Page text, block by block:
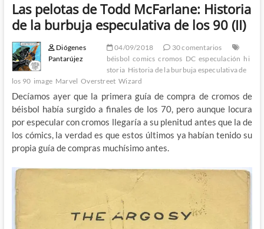
Las pelotas de Todd McFarlane: Historia
de la burbuja especulativa de los 90 (II)
Diógenes
Pantarújez
04/09/2018
30 comentarios
béisbol comics cromos DC especulación hi
storia Historia de la burbuja especulativa de
los 90 image Marvel Overstreet Wizard
Decíamos ayer que la primera guía de compra de cromos de
béisbol había surgido a finales de los 70, pero aunque locura
por especular con cromos llegaría a su plenitud antes que la de
los cómics, la verdad es que estos últimos ya habían tenido su
propia guía de compras muchísimo antes.